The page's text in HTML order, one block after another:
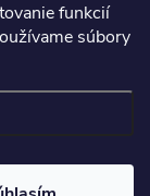
funkcií
súbory